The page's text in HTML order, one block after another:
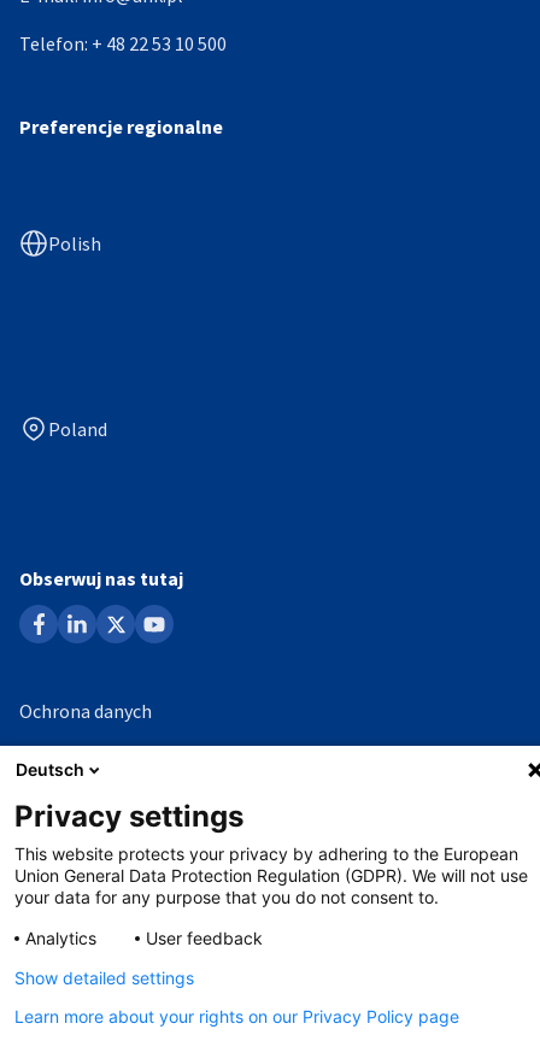
Telefon: + 48 22 53 10 500
Preferencje regionalne
Polish
Poland
Obserwuj nas tutaj
facebook
linkedin
x youtube
Ochrona danych
Impressum
Ochrona sygnalistów
©Copyright - 2026 AHK
Deutsch
Privacy settings
This website protects your privacy by adhering to the European
Union General Data Protection Regulation (GDPR). We will not use
your data for any purpose that you do not consent to.
Analytics
User feedback
Show detailed settings
Learn more about your rights on our Privacy Policy page